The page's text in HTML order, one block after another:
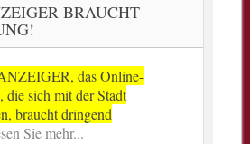
BRAUCHT
das Online-
sich mit der Stadt
braucht dringend
Sie mehr...